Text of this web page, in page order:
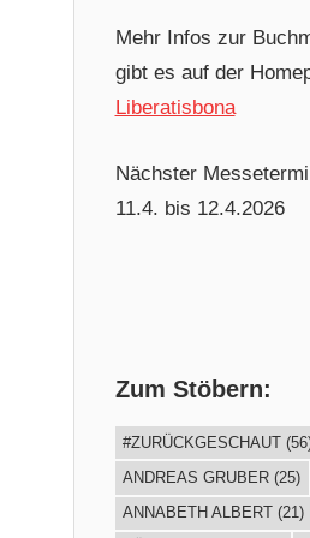
Mehr Infos zur
gibt es auf der
Liberatisbona
Nächster
11.4. bis 12.4.2026
Zum Stöbern:
#ZURÜCKGESCHAUT
ANDREAS GRUBER (25)
ANNABETH ALBERT (21)